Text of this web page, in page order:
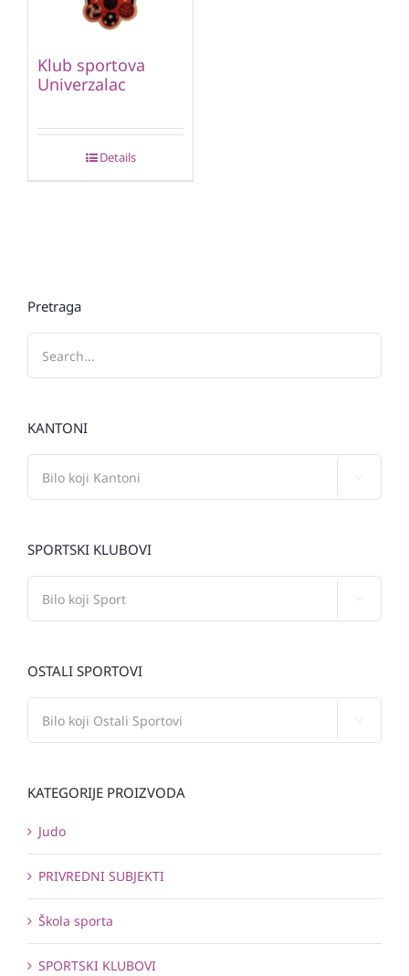
Klub sportova
Univerzalac
Details
Pretraga
KANTONI
SPORTSKI KLUBOVI
OSTALI SPORTOVI
KATEGORIJE PROIZVODA
Judo
PRIVREDNI SUBJEKTI
Škola sporta
SPORTSKI KLUBOVI